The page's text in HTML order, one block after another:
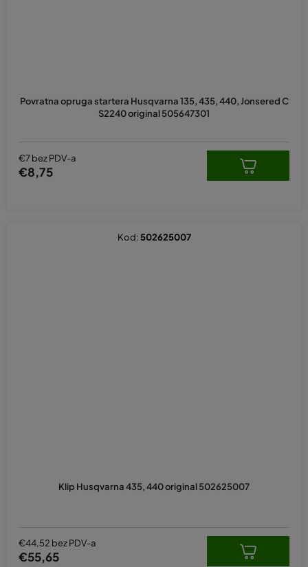
Povratna opruga startera Husqvarna 135, 435, 440, Jonsered C
S2240 original 505647301
€7 bez PDV-a
€8,75
Klip Husqvarna 435, 440 original 502625007
€44,52 bez PDV-a
€55,65
Kod: 502625007